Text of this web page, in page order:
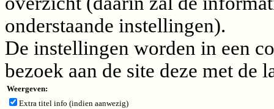
onderstaande instellingen).
De instellingen worden in een
bezoek aan de site deze met de
Weergeven:
Extra titel info (indien aanwezig)